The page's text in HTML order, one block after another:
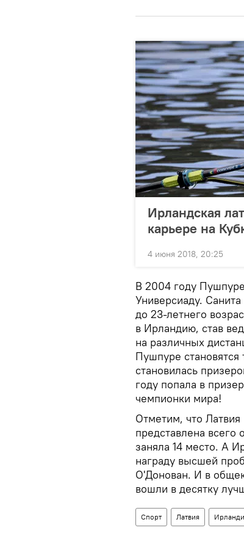
Ирландская
карьере на
4 июня 2018, 20:25
В 2004 году
Универсиаду.
до 23-летнего
в Ирландию, став
на различных
Пушпуре
становилась
году попала в
чемпионки мира!
Отметим, что
представлена всего
заняла 14 место. А
награду высшей
О'Донован. И в
вошли в десятку
Спорт Латвия